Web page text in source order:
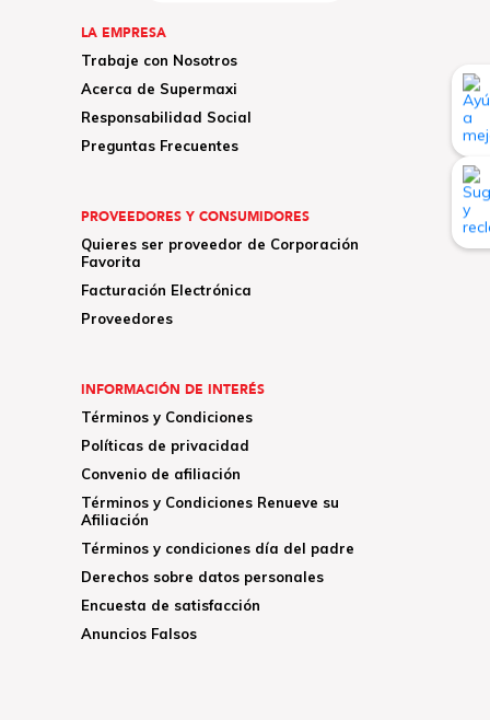
LA EMPRESA
Trabaje con Nosotros
Acerca de Supermaxi
Responsabilidad Social
Preguntas Frecuentes
PROVEEDORES Y CONSUMIDORES
Quieres ser proveedor de Corporación
Favorita
Facturación Electrónica
Proveedores
INFORMACIÓN DE INTERÉS
Términos y Condiciones
Políticas de privacidad
Convenio de afiliación
Términos y Condiciones Renueve su
Afiliación
Términos y condiciones día del padre
Derechos sobre datos personales
Encuesta de satisfacción
Anuncios Falsos